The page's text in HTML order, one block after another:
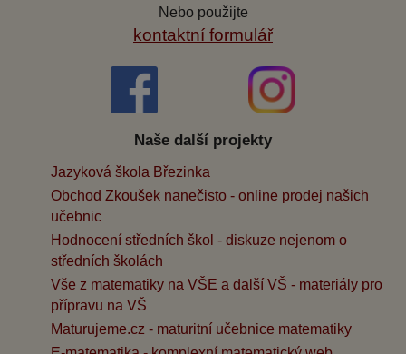
Nebo použijte
kontaktní formulář
Naše další projekty
Jazyková škola Březinka
Obchod Zkoušek nanečisto - online prodej našich
učebnic
Hodnocení středních škol - diskuze nejenom o
středních školách
Vše z matematiky na VŠE a další VŠ - materiály pro
přípravu na VŠ
Maturujeme.cz - maturitní učebnice matematiky